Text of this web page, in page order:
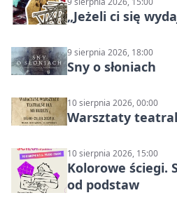
„Jeżeli ci się
9 sierpnia 2026, 18:00
Sny o słoniach
10 sierpnia 2026, 00:00
Warsztaty
10 sierpnia 2026, 15:00
Kolorowe ściegi.
od podstaw